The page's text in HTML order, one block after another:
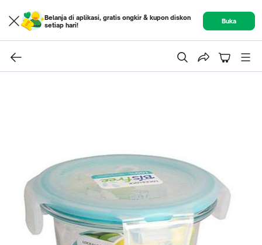
Belanja di aplikasi, gratis ongkir & kupon diskon
setiap hari!
Buka